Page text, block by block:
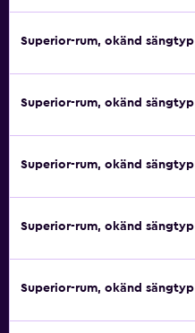
Superior-rum, okänd sängtyp
Superior-rum, okänd sängtyp
Superior-rum, okänd sängtyp
Superior-rum, okänd sängtyp
Superior-rum, okänd sängtyp